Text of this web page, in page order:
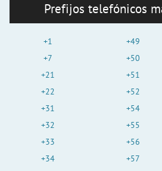
Prefijos telefónicos
+1
+7
+21
+22
+31
+32
+33
+34
+49
+50
+51
+52
+54
+55
+56
+57